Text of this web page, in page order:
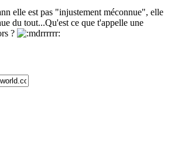
elle est pas "injustement méconnue", elle
du tout...Qu'est ce que t'appelle une
?